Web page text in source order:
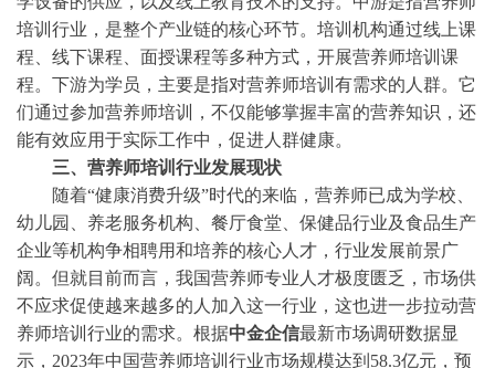
培训行业，是整个产业链的核心环节。培训机构通过线上课
程、线下课程、面授课程等多种方式，开展营养师培训课
程。下游为学员，主要是指对营养师培训有需求的人群。它
们通过参加营养师培训，不仅能够掌握丰富的营养知识，还
能有效应用于实际工作中，促进人群健康。
三、营养师培训行业发展现状
随着“健康消费升级”时代的来临，营养师已成为学校、
幼儿园、养老服务机构、餐厅食堂、保健品行业及食品生产
企业等机构争相聘用和培养的核心人才，行业发展前景广
阔。但就目前而言，我国营养师专业人才极度匮乏，市场供
不应求促使越来越多的人加入这一行业，这也进一步拉动营
养师培训行业的需求。 根据中金企信最新市场调研数据显
示， 2023年中国营养师培训行业市场规模达到58.3亿元，预